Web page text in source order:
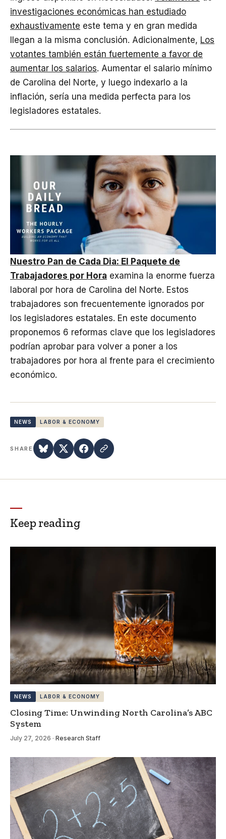
investigaciones económicas han estudiado
exhaustivamente este tema y en gran medida
llegan a la misma conclusión. Adicionalmente, Los
votantes también están fuertemente a favor de
aumentar los salarios. Aumentar el salario mínimo
de Carolina del Norte, y luego indexarlo a la
inflación, sería una medida perfecta para los
legisladores estatales.
Nuestro Pan de Cada Dia: El Paquete de
Trabajadores por Hora examina la enorme fuerza
laboral por hora de Carolina del Norte. Estos
trabajadores son frecuentemente ignorados por
los legisladores estatales. En este documento
proponemos 6 reformas clave que los legisladores
podrían aprobar para volver a poner a los
trabajadores por hora al frente para el crecimiento
económico.
NEWS LABOR & ECONOMY
SHARE
Keep reading
NEWS LABOR & ECONOMY
Closing Time: Unwinding North Carolina’s ABC
System
July 27, 2026 · Research Staff